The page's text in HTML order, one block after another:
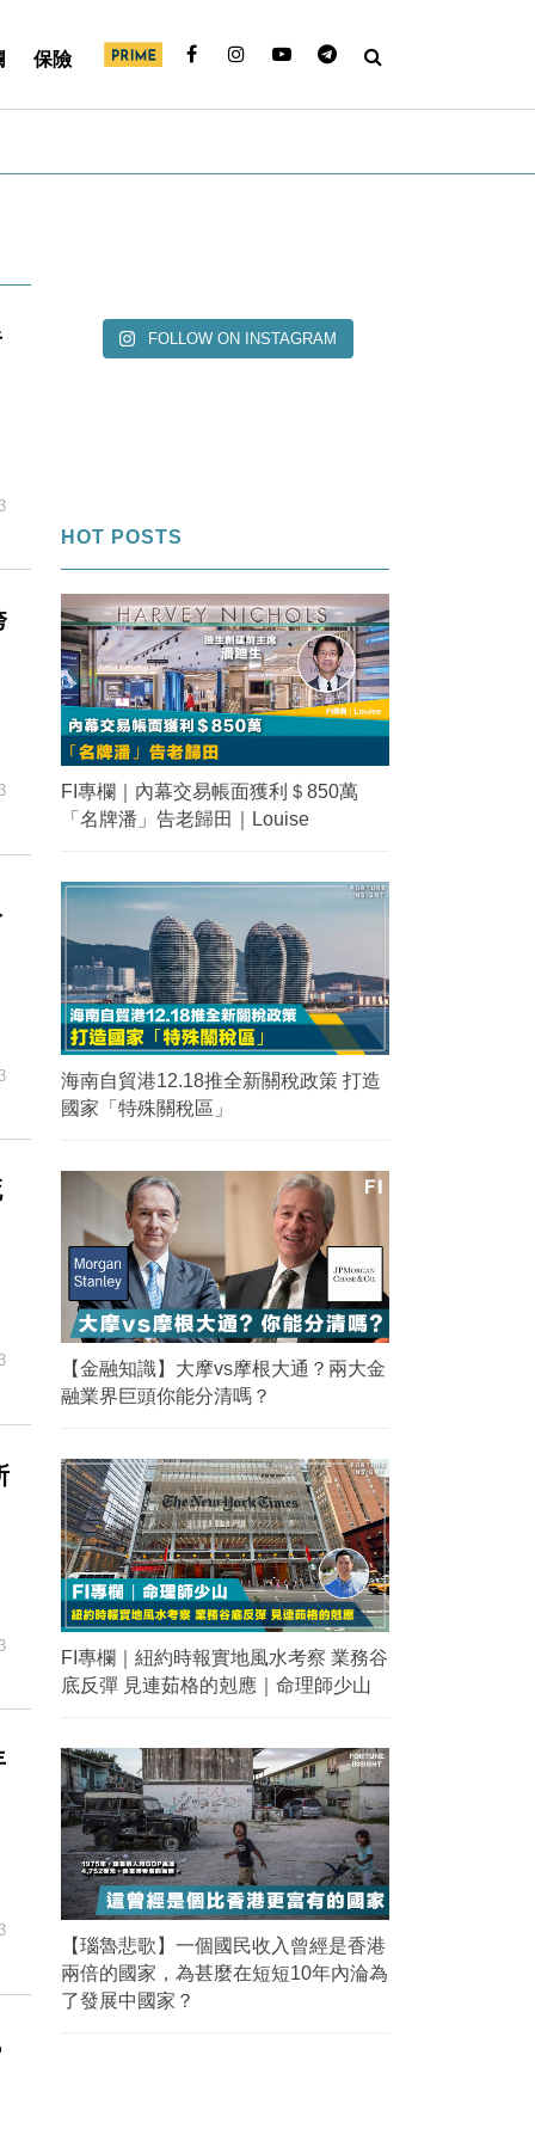
保險
FOLLOW ON INSTAGRAM
HOT POSTS
FI專欄｜內幕交易帳面獲利＄850萬
「名牌潘」告老歸田｜Louise
海南自貿港12.18推全新關稅政策 打造
國家「特殊關稅區」
【金融知識】大摩vs摩根大通？兩大金
融業界巨頭你能分清嗎？
FI專欄｜紐約時報實地風水考察 業務谷
底反彈 見連茹格的剋應｜命理師少山
【瑙魯悲歌】一個國民收入曾經是香港
兩倍的國家，為甚麼在短短10年內淪為
了發展中國家？